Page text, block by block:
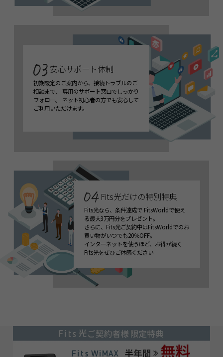
安心サポート体制
初期設定のご案内から、接続トラブルのご
相談まで、 専用のサポート窓口でしっかり
フォロー。 ネット初心者の方でも安心して
ご利用いただけます。
Fits光だけの特別特典
Fits光なら、条件達成で FitsWorldで使え
る最大3万円分をプレゼント。
さらに、Fits光ご契約中はFitsWorldでのお
買い物がいつでも20％OFF。
インターネットを使うほど、お得が続く
Fits光をぜひご体感ください